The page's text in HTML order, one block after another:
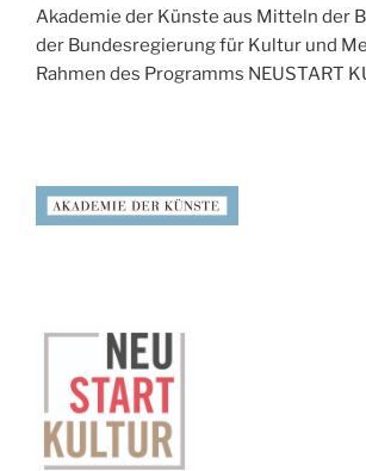
Akademie der Künste aus Mitteln der
der Bundesregierung für Kultur und
Rahmen des Programms NEUSTART